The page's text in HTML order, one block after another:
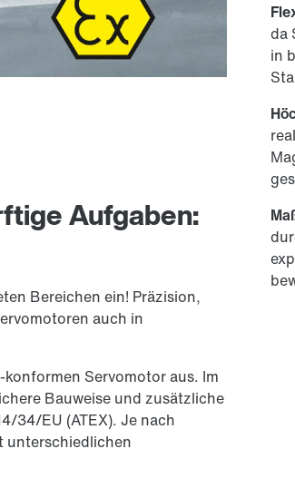
Aufgaben:
Bereichen ein! Präzision,
auch in
konformen Servomotor aus. Im
Bauweise und zusätzliche
34/EU (ATEX). Je nach
unterschiedlichen
da
in